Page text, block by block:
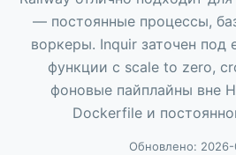
— постоянные процессы,
воркеры. Inquir заточен под
функции с scale to zero,
фоновые пайплайны вне
Dockerfile и
Обновлено: